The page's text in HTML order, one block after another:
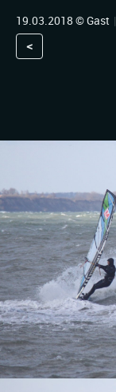
19.03.2018 © Gast |
<